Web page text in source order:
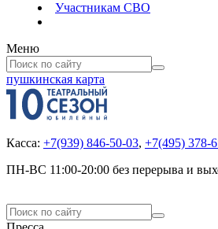
Участникам СВО
Меню
пушкинская карта
Касса: +7(939) 846-50-03, +7(495) 378-
ПН-ВС 11:00-20:00 без перерыва и